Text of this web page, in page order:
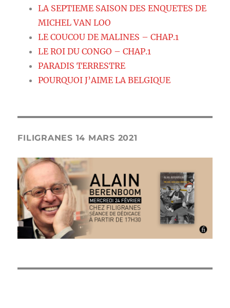
LA SEPTIEME SAISON DES ENQUETES DE
MICHEL VAN LOO
LE COUCOU DE MALINES – CHAP.1
LE ROI DU CONGO – CHAP.1
PARADIS TERRESTRE
POURQUOI J’AIME LA BELGIQUE
FILIGRANES 14 MARS 2021